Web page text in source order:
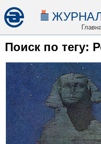
Поиск по тегу: